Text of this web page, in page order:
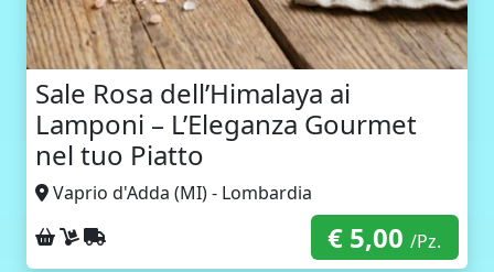
Sale Rosa dell’Himalaya ai
Lamponi – L’Eleganza Gourmet
nel tuo Piatto
Vaprio d'Adda (MI) - Lombardia
Ritiro sul posto
Consegna a domicilio
Spedizione con corriere € 5,00/Pz.